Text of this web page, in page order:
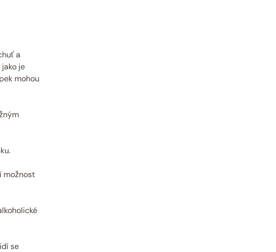
a
jako je⁢
mohou
možnost
se